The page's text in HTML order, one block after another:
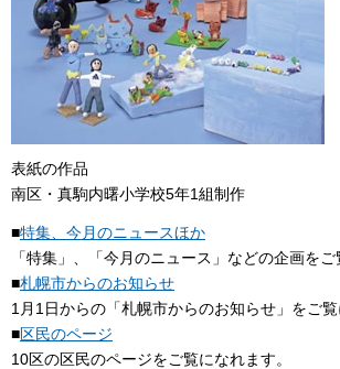
表紙の作品
南区・真駒内曙小学校5年1組制作
■特集、今月のニュースほか
「特集」、「今月のニュース」などの企画をご
■札幌市からのお知らせ
1月1日からの「札幌市からのお知らせ」をご覧
■区民のページ
10区の区民のページをご覧になれます。